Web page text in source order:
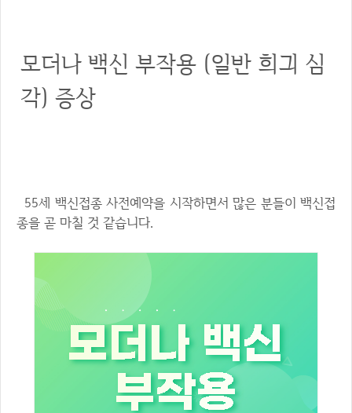
모더나 백신 부작용 (일반 희긔 심
각) 증상
55세 백신접종 사전예약을 시작하면서 많은 분들이 백신접
종을 곧 마칠 것 같습니다.